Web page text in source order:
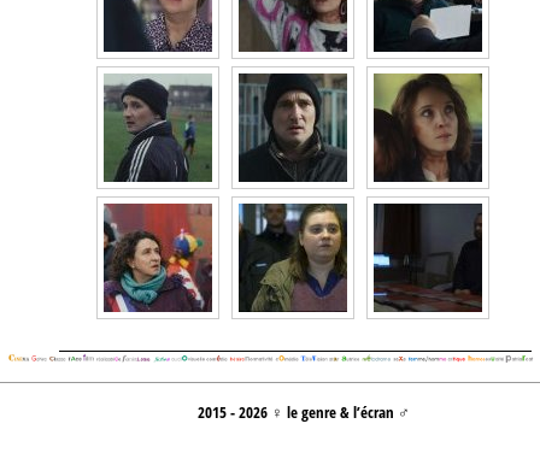
2015 - 2026 ♀ le genre & l’écran ♂